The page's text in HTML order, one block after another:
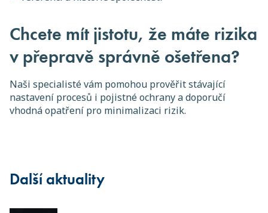
Chcete mít jistotu, že máte rizika
v přepravě správně ošetřena?
Naši specialisté vám pomohou prověřit stávající
nastavení procesů i pojistné ochrany a doporučí
vhodná opatření pro minimalizaci rizik.
Další aktuality